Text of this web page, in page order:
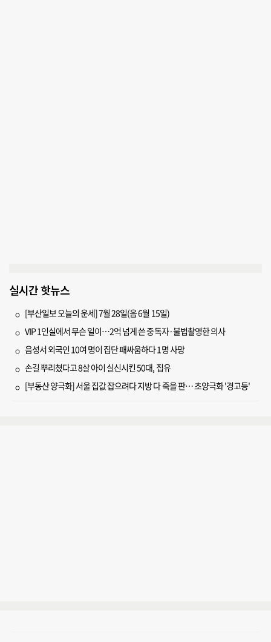
실시간 핫뉴스
[부산일보 오늘의 운세] 7월 28일(음 6월 15일)
VIP 1인실에서 무슨 일이…2억 넘게 쓴 중독자·불법촬영한 의사
음성서 외국인 10여 명이 집단 패싸움하다 1명 사망
손길 뿌리쳤다고 8살 아이 실신시킨 50대, 집유
[부동산 양극화] 서울 집값 잡으려다 지방 다 죽을 판… 초양극화 '경고등'